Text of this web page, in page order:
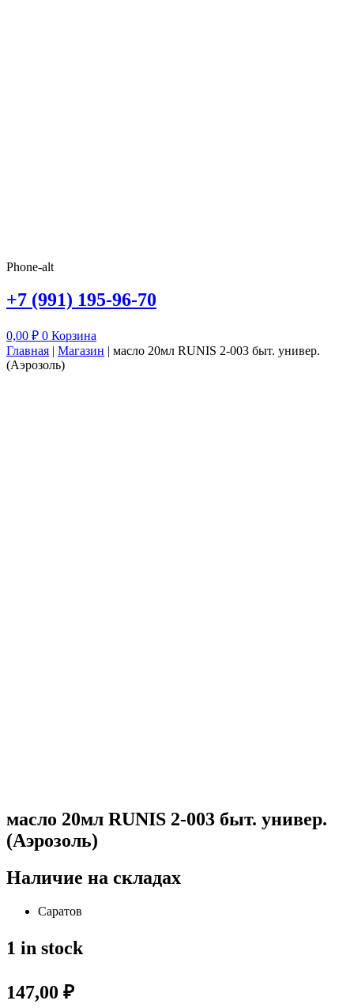
Phone-alt
+7 (991) 195-96-70
0,00 ₽ 0 Корзина
Главная | Магазин | масло 20мл RUNIS 2-003 быт. универ.
(Аэрозоль)
масло 20мл RUNIS 2-003 быт. универ.
(Аэрозоль)
Наличие на складах
Саратов
1 in stock
147,00 ₽